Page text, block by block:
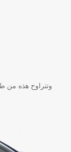
وتتراوح هذه من